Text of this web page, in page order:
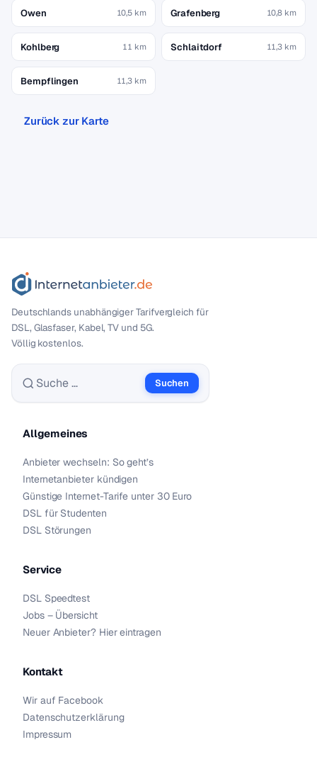
Owen 10,5 km Grafenberg 10,8 km
Kohlberg 11 km Schlaitdorf 11,3 km
Bempflingen 11,3 km
Zurück zur Karte
Deutschlands unabhängiger Tarif­vergleich für
DSL, Glasfaser, Kabel, TV und 5G.
Völlig kostenlos.
Suche nach:
Suchen
Allgemeines
Anbieter wechseln: So geht’s
Internetanbieter kündigen
Günstige Internet-Tarife unter 30 Euro
DSL für Studenten
DSL Störungen
Service
DSL Speedtest
Jobs – Übersicht
Neuer Anbieter? Hier eintragen
Kontakt
Wir auf Facebook
Datenschutzerklärung
Impressum